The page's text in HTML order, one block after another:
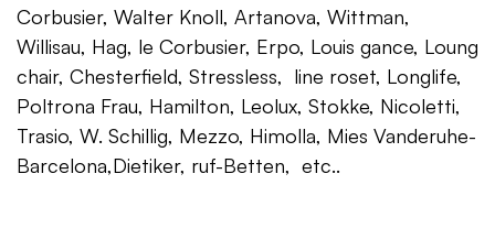
Corbusier, Walter Knoll, Artanova, Wittman,
Willisau, Hag, le Corbusier, Erpo, Louis gance, Loung
chair, Chesterfield, Stressless, line roset, Longlife,
Poltrona Frau, Hamilton, Leolux, Stokke, Nicoletti,
Trasio, W. Schillig, Mezzo, Himolla, Mies Vanderuhe-
Barcelona,Dietiker, ruf-Betten, etc..